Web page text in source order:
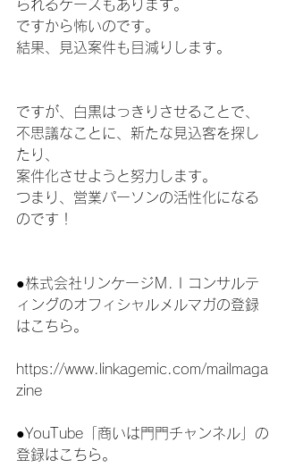
られるケースもあります。
ですから怖いのです。
結果、見込案件も目減りします。
ですが、白黒はっきりさせることで、
不思議なことに、新たな見込客を探し
たり、
案件化させようと努力します。
つまり、営業パーソンの活性化になる
のです！
●株式会社リンケージＭ.Ｉコンサルテ
ィングのオフィシャルメルマガの登録
はこちら。
https://www.linkagemic.com/mailmaga
zine
●YouTube「商いは門門チャンネル」の
登録はこちら。